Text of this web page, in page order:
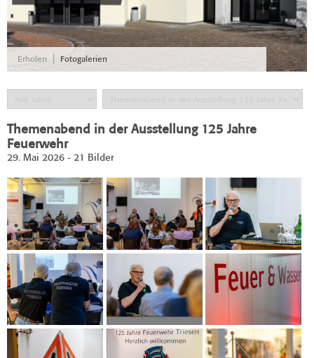
Erholen Fotogalerien
Themenabend in der Ausstellung 125 Jahre
Feuerwehr
29. Mai 2026 - 21 Bilder